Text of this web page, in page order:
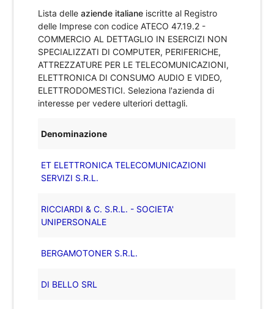
Lista delleaziende italiane iscritte al Registro
delle Imprese con codice ATECO47.19.2 -
COMMERCIO AL DETTAGLIO IN ESERCIZI NON
SPECIALIZZATI DI COMPUTER, PERIFERICHE,
ATTREZZATURE PER LE TELECOMUNICAZIONI,
ELETTRONICA DI CONSUMO AUDIO E VIDEO,
ELETTRODOMESTICI. Seleziona l'azienda di
interesse per vedere ulteriori dettagli.
Denominazione
ET ELETTRONICA TELECOMUNICAZIONI
SERVIZI S.R.L.
RICCIARDI & C. S.R.L. - SOCIETA'
UNIPERSONALE
BERGAMOTONER S.R.L.
DI BELLO SRL